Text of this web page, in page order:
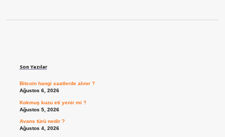
Son Yazılar
Bitcoin hangi saatlerde alınır ?
Ağustos 6, 2026
Kokmuş kuzu eti yenir mi ?
Ağustos 5, 2026
Avans türü nedir ?
Ağustos 4, 2026